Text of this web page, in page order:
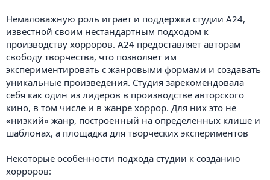
Немаловажную роль играет и поддержка студии A24,
известной своим нестандартным подходом к
производству хорроров. A24 предоставляет авторам
свободу творчества, что позволяет им
экспериментировать с жанровыми формами и создавать
уникальные произведения. Студия зарекомендовала
себя как один из лидеров в производстве авторского
кино, в том числе и в жанре хоррор. Для них это не
«низкий» жанр, построенный на определенных клише и
шаблонах, а площадка для творческих экспериментов
Некоторые особенности подхода студии к созданию
хорроров: